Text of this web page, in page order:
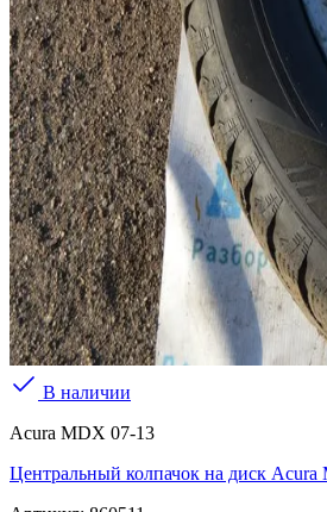
В наличии
Acura MDX 07-13
Центральный колпачок на диск